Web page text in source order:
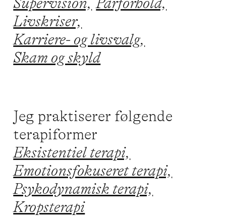
Livskriser,
Karriere- og livsvalg,
Skam og skyld
Jeg praktiserer følgende
terapiformer
Eksistentiel terapi,
Emotionsfokuseret terapi,
Psykodynamisk terapi,
Kropsterapi